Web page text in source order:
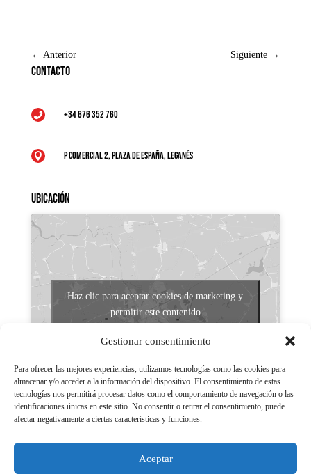
Gestionar consentimiento
Para ofrecer las mejores experiencias, utilizamos tecnologías como las cookies para
almacenar y/o acceder a la información del dispositivo. El consentimiento de estas
tecnologías nos permitirá procesar datos como el comportamiento de navegación o las
identificaciones únicas en este sitio. No consentir o retirar el consentimiento, puede
afectar negativamente a ciertas características y funciones.
Aceptar
← Anterior Siguiente →
Contacto
 +34 676 352 760
 P Comercial 2, Plaza de España, Leganés
Ubicación
Haz clic para aceptar cookies de marketing y
permitir este contenido
Aviso legal